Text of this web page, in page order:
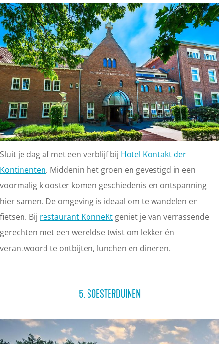
Sluit je dag af met een verblijf bij Hotel Kontakt der
Kontinenten. Middenin het groen en gevestigd in een
voormalig klooster komen geschiedenis en ontspanning
hier samen. De omgeving is ideaal om te wandelen en
fietsen. Bij restaurant KonneKt geniet je van verrassende
gerechten met een wereldse twist om lekker én
verantwoord te ontbijten, lunchen en dineren.
5. SOESTERDUINEN